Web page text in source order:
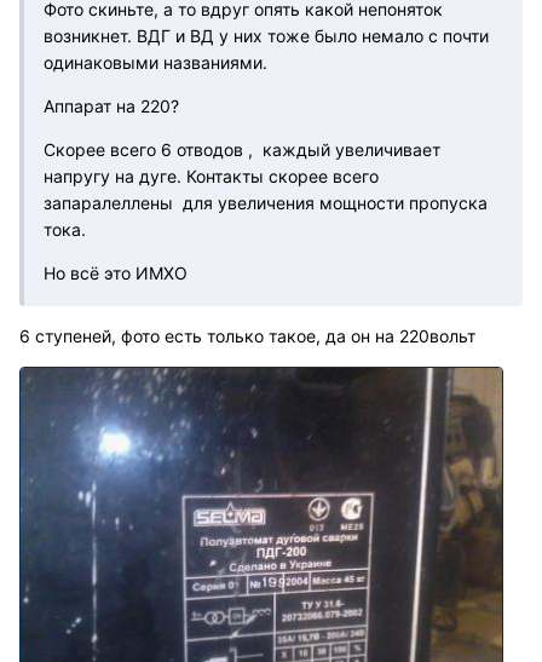
Фото скиньте, а то вдруг опять какой непоняток
возникнет. ВДГ и ВД у них тоже было немало с почти
одинаковыми названиями.
Аппарат на 220?
Скорее всего 6 отводов , каждый увеличивает
напругу на дуге. Контакты скорее всего
запаралеллены для увеличения мощности пропуска
тока.
Но всё это ИМХО
6 cтупеней, фото есть только такое, да он на 220вольт